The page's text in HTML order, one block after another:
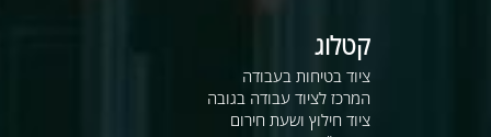
קטלוג
ציוד בטיחות בעבודה
המרכז לציוד עבודה בגובה
ציוד חילוץ ושעת חירום